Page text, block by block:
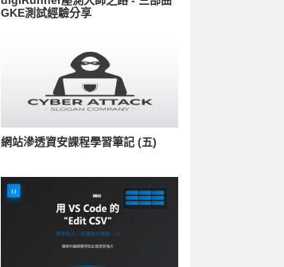
GKE測試經驗分享
網站滲透資安課程學習筆記 (五)